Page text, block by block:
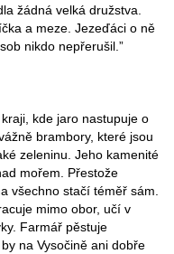
žádná velká družstva.
a meze. Jezeďáci o ně
nikdo nepřerušil.”
kde jaro nastupuje o
brambory, které jsou
zeleninu. Jeho kamenité
mořem. Přestože
všechno stačí téměř sám.
mimo obor, učí v
Farmář pěstuje
na Vysočině ani dobře